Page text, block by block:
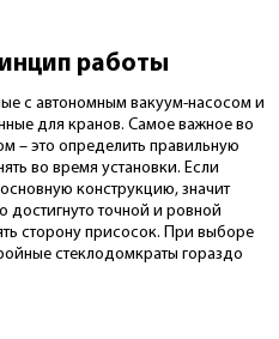
работы
с автономным вакуум-насосом и
для кранов. Самое важное во
– это определить правильную
во время установки. Если
конструкцию, значит
достигнуто точной и ровной
сторону присосок. При выборе
стеклодомкраты гораздо